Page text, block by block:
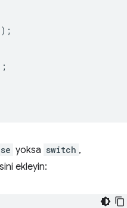
);
yoksa switch ,
ekleyin: